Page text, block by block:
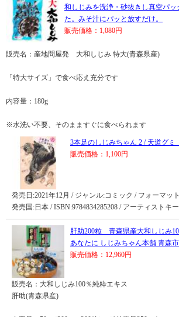
和しじみを洗浄・砂抜きし真空パッ
た。みそ汁にパッと放すだけ。
販売価格：1,080円
販売名：産地問屋発 大和しじみ 特大(青森県産)
「特大サイズ」で食べ応え充分です
内容量：180g
※水洗い不要、そのまますぐに食べられます
3本足のしじみちゃん 2 / 天道グミ
販売価格：1,100円
発売日:2021年12月 / ジャンル:コミック / フォーマッ
発売国:日本 / ISBN:9784834285208 / アーティストキ
肝助200粒 青森県産大和しじみ
あなたに しじみちゃん本舗 青森
販売価格：12,960円
販売名：大和しじみ100％純粋エキス
肝助(青森県産)